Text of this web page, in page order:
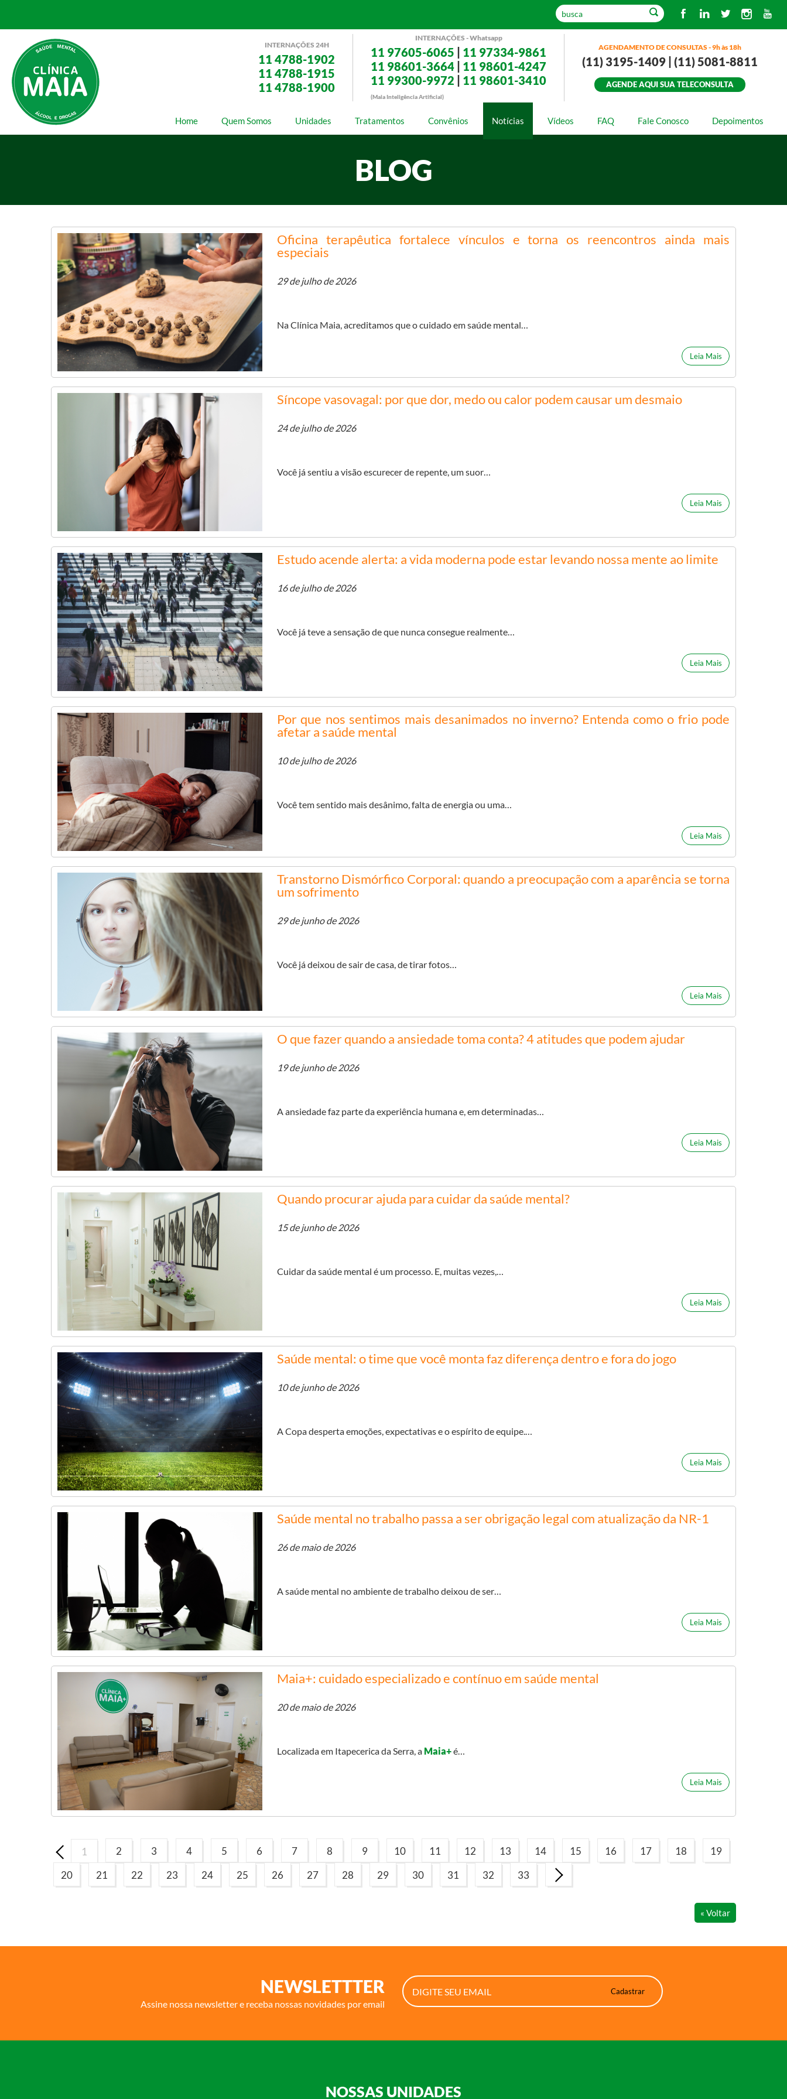
INTERNAÇÕES 24H
11 4788-1902
11 4788-1915
11 4788-1900
INTERNAÇÕES - Whatsapp
11 97605-6065
11 97334-9861
11 98601-3664
11 98601-4247
11 99300-9972
11 98601-3410
(Maia Inteligência Artificial)
AGENDAMENTO DE CONSULTAS - 9h às 18h
(11) 3195-1409 | (11) 5081-8811
AGENDE AQUI SUA TELECONSULTA
Home Quem Somos Unidades Tratamentos Convênios Notícias Vídeos FAQ Fale Conosco Depoimentos
BLOG
Oficina terapêutica fortalece vínculos e torna os reencontros ainda mais
especiais
29 de julho de 2026
Na Clínica Maia, acreditamos que o cuidado em saúde mental…
Leia Mais
Síncope vasovagal: por que dor, medo ou calor podem causar um desmaio
24 de julho de 2026
Você já sentiu a visão escurecer de repente, um suor…
Leia Mais
Estudo acende alerta: a vida moderna pode estar levando nossa mente ao limite
16 de julho de 2026
Você já teve a sensação de que nunca consegue realmente…
Leia Mais
Por que nos sentimos mais desanimados no inverno? Entenda como o frio pode
afetar a saúde mental
10 de julho de 2026
Você tem sentido mais desânimo, falta de energia ou uma…
Leia Mais
Transtorno Dismórfico Corporal: quando a preocupação com a aparência se torna
um sofrimento
29 de junho de 2026
Você já deixou de sair de casa, de tirar fotos…
Leia Mais
O que fazer quando a ansiedade toma conta? 4 atitudes que podem ajudar
19 de junho de 2026
A ansiedade faz parte da experiência humana e, em determinadas…
Leia Mais
Quando procurar ajuda para cuidar da saúde mental?
15 de junho de 2026
Cuidar da saúde mental é um processo. E, muitas vezes,…
Leia Mais
Saúde mental: o time que você monta faz diferença dentro e fora do jogo
10 de junho de 2026
A Copa desperta emoções, expectativas e o espírito de equipe.…
Leia Mais
Saúde mental no trabalho passa a ser obrigação legal com atualização da NR-1
26 de maio de 2026
A saúde mental no ambiente de trabalho deixou de ser…
Leia Mais
Maia+: cuidado especializado e contínuo em saúde mental
20 de maio de 2026
Localizada em Itapecerica da Serra, a Maia+é…
Leia Mais
1 2 3 4 5 6 7 8 9 10 11 12 13 14 15 16 17 18
19
20
21 22 23 24 25 26 27 28 29 30 31 32 33
« Voltar
NEWSLETTTER
Assine nossa newsletter e receba nossas novidades por email
NOSSAS UNIDADES